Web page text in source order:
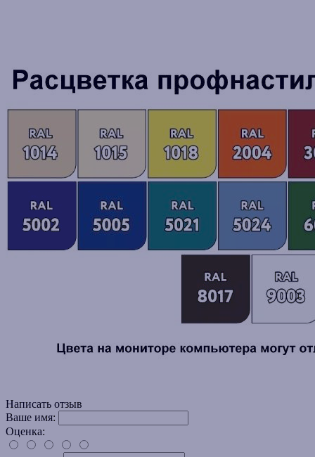
Написать отзыв
Ваше имя:
Оценка: